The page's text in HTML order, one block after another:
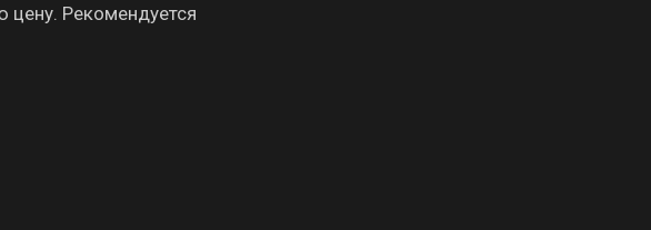
цену. Рекомендуется